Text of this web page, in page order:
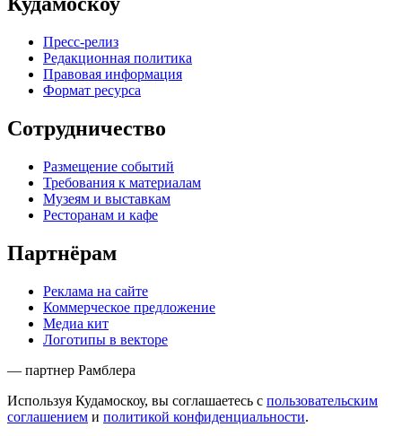
Пресс-релиз
Редакционная политика
Правовая информация
Формат ресурса
Сотрудничество
Размещение событий
Требования к материалам
Музеям и выставкам
Ресторанам и кафе
Партнёрам
Реклама на сайте
Коммерческое предложение
Медиа кит
Логотипы в векторе
— партнер Рамблера
Используя Кудамоскоу, вы соглашаетесь с пользовательским
соглашением и политикой конфиденциальности.